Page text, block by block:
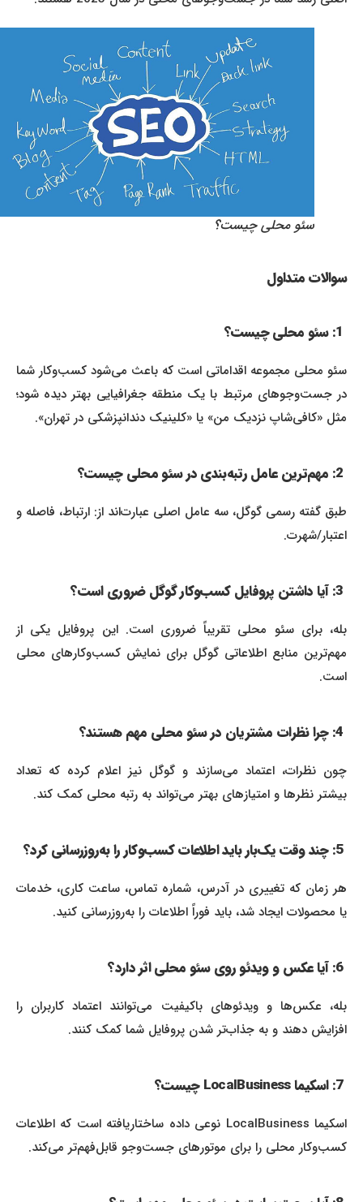
سئو محلی چیست؟
سوالات متداول
سئو محلی مجموعه اقداماتی است که باعث می‌شود کسب‌وکار شما
در جست‌وجوهای مرتبط با یک منطقه جغرافیایی بهتر دیده شود؛
مثل «کافی‌شاپ نزدیک من» یا «کلینیک دندانپزشکی در تهران».
طبق گفته رسمی گوگل، سه عامل اصلی عبارت‌اند از: ارتباط، فاصله و
اعتبار/شهرت.
بله، برای سئو محلی تقریباً ضروری است. این پروفایل یکی از
مهم‌ترین منابع اطلاعاتی گوگل برای نمایش کسب‌وکارهای محلی
است.
چون نظرات، اعتماد می‌سازند و گوگل نیز اعلام کرده که تعداد
بیشتر نظرها و امتیازهای بهتر می‌تواند به رتبه محلی کمک کند.
هر زمان که تغییری در آدرس، شماره تماس، ساعت کاری، خدمات
یا محصولات ایجاد شد، باید فوراً اطلاعات را به‌روزرسانی کنید.
بله، عکس‌ها و ویدئوهای باکیفیت می‌توانند اعتماد کاربران را
افزایش دهند و به جذاب‌تر شدن پروفایل شما کمک کنند.
اسکیما LocalBusiness نوعی داده ساختاریافته است که اطلاعات
کسب‌وکار محلی را برای موتورهای جست‌وجو قابل‌فهم‌تر می‌کند.